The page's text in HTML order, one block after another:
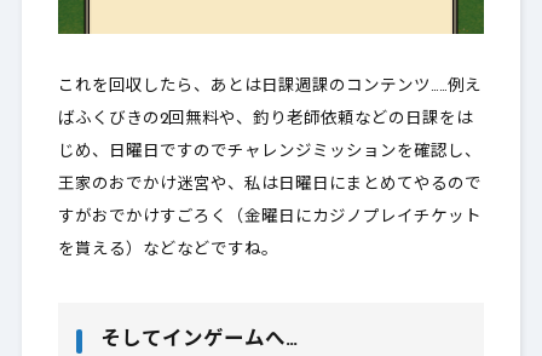
これを回収したら、あとは日課週課のコンテンツ ……例え
ばふくびきの2回無料や、釣り老師依頼などの日課をは
じめ、日曜日ですのでチャレンジミッションを確認し、
王家のおでかけ迷宮や、私は日曜日にまとめてやるので
すがおでかけすごろく（金曜日にカジノプレイチケット
を貰える）などなどですね。
そしてインゲームへ…